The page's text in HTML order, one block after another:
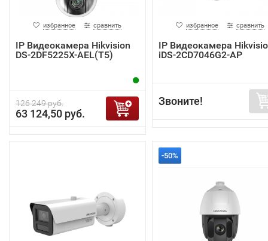
избранное сравнить
IP Видеокамера Hikvision
DS-2DF5225X-AEL(T5)
126 249 руб.
63 124,50 руб.
избранное сравнить
IP Видеокамера
iDS-2CD7046G2-AP
Звоните!
-50%